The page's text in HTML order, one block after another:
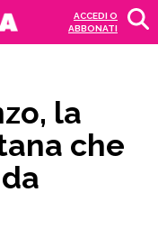
ACCEDI O
ABBONATI
la
che